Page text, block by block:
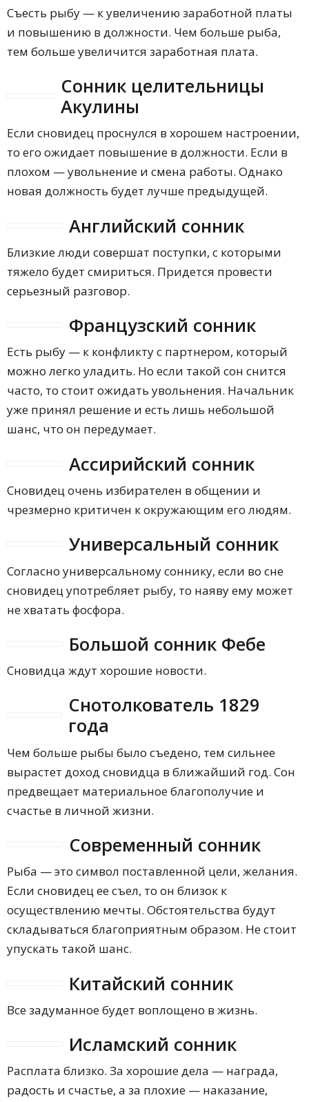
Съесть рыбу — к увеличению заработной платы
и повышению в должности. Чем больше рыба,
тем больше увеличится заработная плата.
Сонник целительницы
Акулины
Если сновидец проснулся в хорошем настроении,
то его ожидает повышение в должности. Если в
плохом — увольнение и смена работы. Однако
новая должность будет лучше предыдущей.
Английский сонник
Близкие люди совершат поступки, с которыми
тяжело будет смириться. Придется провести
серьезный разговор.
Французский сонник
Есть рыбу — к конфликту с партнером, который
можно легко уладить. Но если такой сон снится
часто, то стоит ожидать увольнения. Начальник
уже принял решение и есть лишь небольшой
шанс, что он передумает.
Ассирийский сонник
Сновидец очень избирателен в общении и
чрезмерно критичен к окружающим его людям.
Универсальный сонник
Согласно универсальному соннику, если во сне
сновидец употребляет рыбу, то наяву ему может
не хватать фосфора.
Большой сонник Фебе
Сновидца ждут хорошие новости.
Снотолкователь 1829
года
Чем больше рыбы было съедено, тем сильнее
вырастет доход сновидца в ближайший год. Сон
предвещает материальное благополучие и
счастье в личной жизни.
Современный сонник
Рыба — это символ поставленной цели, желания.
Если сновидец ее съел, то он близок к
осуществлению мечты. Обстоятельства будут
складываться благоприятным образом. Не стоит
упускать такой шанс.
Китайский сонник
Все задуманное будет воплощено в жизнь.
Исламский сонник
Расплата близко. За хорошие дела — награда,
радость и счастье, а за плохие — наказание,